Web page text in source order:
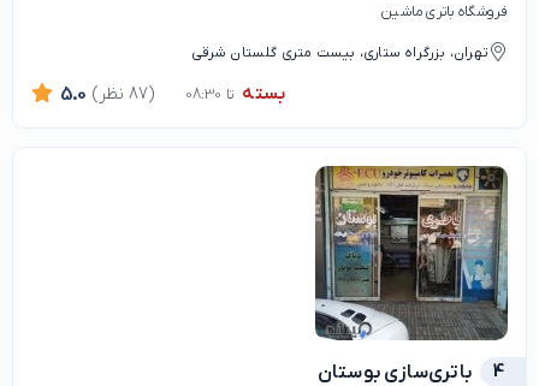
فروشگاه باتری ماشین
تهران، بزرگراه ستاری، بیست متری گلستان شرقی
بسته تا 08:30 5.0 (87 نظر)
4 باتری‌سازی بوستان